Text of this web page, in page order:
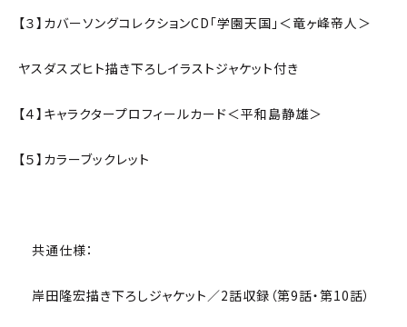
【３】カバーソングコレクションCD「学園天国」＜竜ヶ峰帝人＞
ヤスダスズヒト描き下ろしイラストジャケット付き
【４】キャラクタープロフィールカード＜平和島静雄＞
【５】カラーブックレット
共通仕様：
岸田隆宏描き下ろしジャケット／2話収録（第9話・第10話）